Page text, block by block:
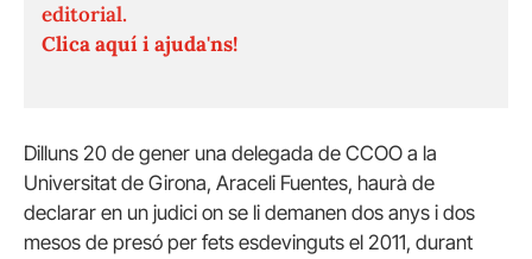
editorial.
Clica aquí i ajuda'ns!
Dilluns 20 de gener una delegada de CCOO a la
Universitat de Girona, Araceli Fuentes, haurà de
declarar en un judici on se li demanen dos anys i dos
mesos de presó per fets esdevinguts el 2011, durant